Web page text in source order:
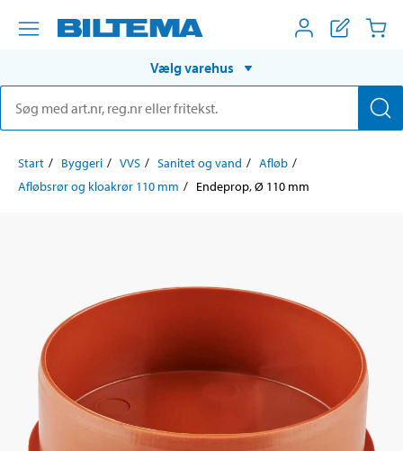
Vælg varehus
Start Byggeri VVS Sanitet og vand
Afløb
Afløbsrør og kloakrør 110 mm
Endeprop, Ø 110 mm